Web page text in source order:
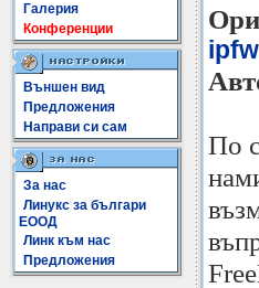
Галерия
Конференции
Външен вид
Предложения
Направи си сам
За нас
Линукс за българи
ЕООД
Линк към нас
Предложения
По